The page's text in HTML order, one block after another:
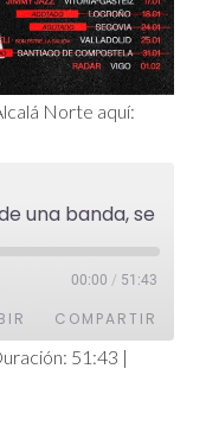
Norte aquí:
00:00 / 51:43
COMPARTIR
51:43 |